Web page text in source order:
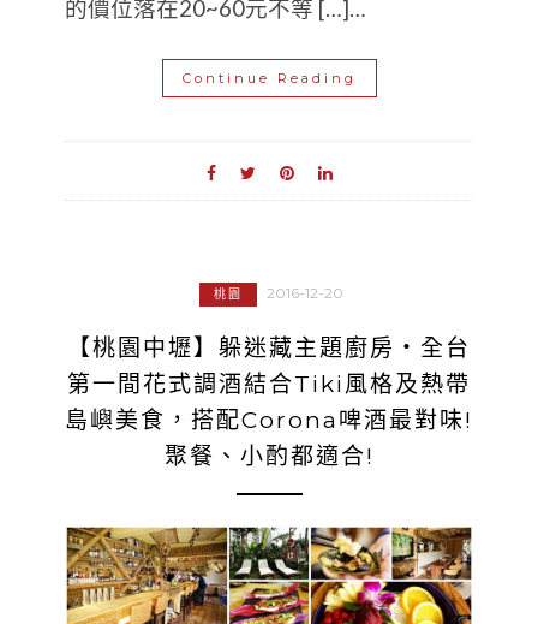
的價位落在20~60元不等 […]…
Continue Reading
桃園 2016-12-20
【桃園中壢】躲迷藏主題廚房‧全台
第一間花式調酒結合Tiki風格及熱帶
島嶼美食，搭配Corona啤酒最對味!
聚餐、小酌都適合!